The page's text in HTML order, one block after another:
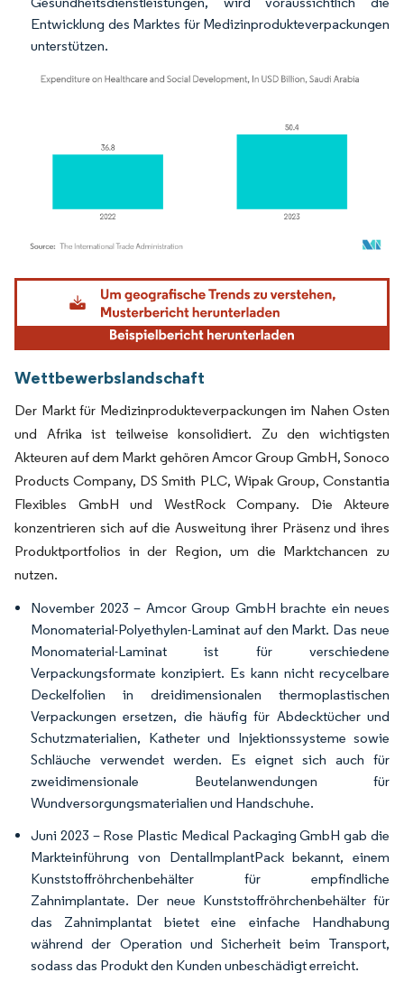
Entwicklung des Marktes für Medizinprodukteverpackungen
unterstützen.
Bild © Mordor Intelligence. Wiederverwendung erfordert Namensnennung gemäß
Wettbewerbslandschaft
Der Markt für Medizinprodukteverpackungen im Nahen Osten
und Afrika ist teilweise konsolidiert. Zu den wichtigsten
Akteuren auf dem Markt gehören Amcor Group GmbH, Sonoco
Products Company, DS Smith PLC, Wipak Group, Constantia
Flexibles GmbH und WestRock Company. Die Akteure
konzentrieren sich auf die Ausweitung ihrer Präsenz und ihres
Produktportfolios in der Region, um die Marktchancen zu
nutzen.
November 2023 – Amcor Group GmbH brachte ein neues
Monomaterial-Polyethylen-Laminat auf den Markt. Das neue
Monomaterial-Laminat ist für verschiedene
Verpackungsformate konzipiert. Es kann nicht recycelbare
Deckelfolien in dreidimensionalen thermoplastischen
Verpackungen ersetzen, die häufig für Abdecktücher und
Schutzmaterialien, Katheter und Injektionssysteme sowie
Schläuche verwendet werden. Es eignet sich auch für
zweidimensionale Beutelanwendungen für
Wundversorgungsmaterialien und Handschuhe.
Juni 2023 – Rose Plastic Medical Packaging GmbH gab die
Markteinführung von DentalImplantPack bekannt, einem
Kunststoffröhrchenbehälter für empfindliche
Zahnimplantate. Der neue Kunststoffröhrchenbehälter für
das Zahnimplantat bietet eine einfache Handhabung
während der Operation und Sicherheit beim Transport,
sodass das Produkt den Kunden unbeschädigt erreicht.